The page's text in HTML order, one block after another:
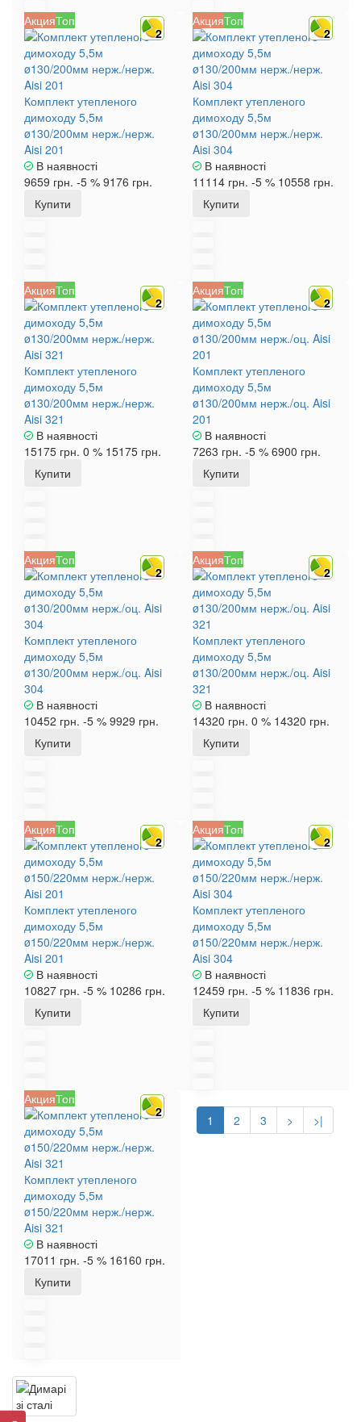
2
АкцияТоп
Комплект утепленого
димоходу 5,5м
ø130/200мм нерж./нерж.
Aisi 201
В наявності
9659 грн. -5 % 9176 грн.
Купити
2
АкцияТоп
Комплект утепленого
димоходу 5,5м
ø130/200мм нерж./нерж.
Aisi 304
В наявності
11114 грн. -5 % 10558 грн.
Купити
2
АкцияТоп
Комплект утепленого
димоходу 5,5м
ø130/200мм нерж./нерж.
Aisi 321
В наявності
15175 грн. 0 % 15175 грн.
Купити
2
АкцияТоп
Комплект утепленого
димоходу 5,5м
ø130/200мм нерж./оц. Aisi
201
В наявності
7263 грн. -5 % 6900 грн.
Купити
2
АкцияТоп
Комплект утепленого
димоходу 5,5м
ø130/200мм нерж./оц. Aisi
304
В наявності
10452 грн. -5 % 9929 грн.
Купити
2
АкцияТоп
Комплект утепленого
димоходу 5,5м
ø130/200мм нерж./оц. Aisi
321
В наявності
14320 грн. 0 % 14320 грн.
Купити
2
АкцияТоп
Комплект утепленого
димоходу 5,5м
ø150/220мм нерж./нерж.
Aisi 201
В наявності
10827 грн. -5 % 10286 грн.
Купити
2
АкцияТоп
Комплект утепленого
димоходу 5,5м
ø150/220мм нерж./нерж.
Aisi 304
В наявності
12459 грн. -5 % 11836 грн.
Купити
2
АкцияТоп
Комплект утепленого
димоходу 5,5м
ø150/220мм нерж./нерж.
Aisi 321
В наявності
17011 грн. -5 % 16160 грн.
Купити
1 2 3 > >|